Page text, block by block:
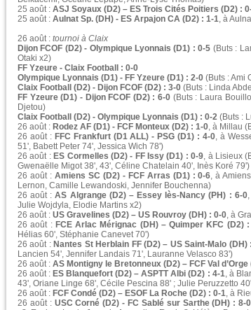
25 août : ASJ Soyaux (D2) – ES Trois Cités Poitiers (D2) :
25 août : Aulnat Sp. (DH) - ES Arpajon CA (D2) : 1-1, à
26 août : tournoi à Claix
Dijon FCOF (D2) - Olympique Lyonnais (D1) : 0-5 (Buts :
Otaki x2)
FF Yzeure - Claix Football : 0-0
Olympique Lyonnais (D1) - FF Yzeure (D1) : 2-0 (Buts : Ami
Claix Football (D2) - Dijon FCOF (D2) : 3-0 (Buts : Linda
FF Yzeure (D1) - Dijon FCOF (D2) : 6-0 (Buts : Laura
Djetou)
Claix Football (D2) - Olympique Lyonnais (D1) : 0-2 (Buts :
26 août : Rodez AF (D1) - FCF Monteux (D2) : 1-0, à Millau
26 août : FFC Frankfurt (D1 ALL) - PSG (D1) : 4-0, à
51', Babett Peter 74', Jessica Wich 78')
26 août : ES Cormelles (D2) - FF Issy (D1) : 0-9, à Lisieux
Gwenaëlle Migot 38', 43', Céline Chatelain 40', Inès Koré 79')
26 août : Amiens SC (D2) - FCF Arras (D1) : 0-6, à
Lernon, Camille Lewandoski, Jennifer Bouchenna)
26 août :AS Algrange (D2) – Essey lès-Nancy (PH) : 6-0
Julie Wojdyla, Elodie Martins x2)
26 août : US Gravelines (D2) – US Rouvroy (DH) : 0-0, à
26 août : FCE Arlac Mérignac (DH) – Quimper KFC (D2)
Hélias 60', Stéphanie Canevet 70')
26 août : Nantes St Herblain FF (D2) – US Saint-Malo (DH)
Lancien 54', Jennifer Landais 71', Lauranne Velasco 83')
26 août : AS Montigny le Bretonneux (D2) – FCF Val d’Orge
26 août : ES Blanquefort (D2) – ASPTT Albi (D2) : 4-1, à
43', Oriane Linge 68', Cécile Pescina 88' ; Julie Peruzzetto
26 août : FCF Condé (D2) – ESOF La Roche (D2) : 0-1, à
26 août : USC Corné (D2) - FC Sablé sur Sarthe (DH) : 8-0